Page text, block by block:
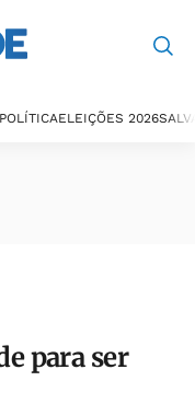
POLÍTICAELEIÇÕES 2026
para ser